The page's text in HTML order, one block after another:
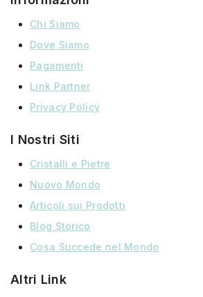
Chi Siamo
Dove Siamo
Pagamenti
Link Partner
Privacy Policy
I Nostri Siti
Cristalli e Pietre
Nuovo Mondo
Articoli sui Prodotti
Blog Storico
Cosa Succede nel Mondo
Altri Link